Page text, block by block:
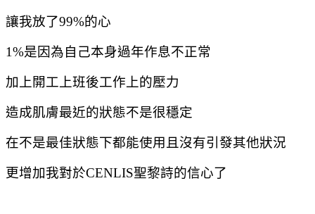
讓我放了99%的心
1%是因為自己本身過年作息不正常
加上開工上班後工作上的壓力
造成肌膚最近的狀態不是很穩定
在不是最佳狀態下都能使用且沒有引發其他狀況
更增加我對於CENLIS聖黎詩的信心了